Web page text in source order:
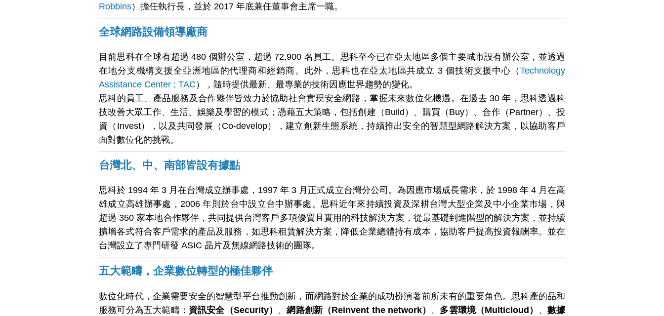
Robbins）擔任執行長，並於 2017 年底兼任董事會主席一職。
全球網路設備領導廠商
目前思科在全球有超過 480 個辦公室，超過 72,900 名員工。思科至今已在亞太地區多個主要城市設有辦公室，並透過
在地分支機構支援全亞洲地區的代理商和經銷商。此外，思科也在亞太地區共成立 3 個技術支援中心（ Technology
Assistance Center ; TAC ），隨時提供最新、最專業的技術因應世界趨勢的變化。
思科的員工、產品服務及合作夥伴皆致力於協助社會實現安全網路，掌握未來數位化機遇。在過去 30 年，思科透過科
技改善大眾工作、生活、娛樂及學習的模式；憑藉五大策略，包括創建（Build）、購買（Buy）、合作（Partner）、投
資（Invest），以及共同發展（Co-develop），建立創新生態系統，持續推出安全的智慧型網路解決方案，以協助客戶
面對數位化的挑戰。
台灣北、中、南部皆設有據點
思科於 1994 年 3 月在台灣成立辦事處，1997 年 3 月正式成立台灣分公司。為因應市場成長需求，於 1998 年 4 月在高
雄成立高雄辦事處，2006 年則於台中設立台中辦事處。思科近年來持續投資及深耕台灣大型企業及中小企業市場，與
超過 350 家本地合作夥伴，共同提供台灣客戶多項優質且實用的科技解決方案，從最基礎到進階型的解決方案，並持續
擴增各式符合客戶需求的產品及服務，如思科租賃解決方案，降低企業總體持有成本，協助客戶提高投資報酬率。並在
台灣設立了專門研發 ASIC 晶片及無線網路技術的團隊。
五大範疇，企業數位轉型的極佳夥伴
數位化時代，企業需要安全的智慧型平台推動創新，而網路對於企業的成功扮演著前所未有的重要角色。思科產的品和
服務可分為五大範疇： 資訊安全（Security） 、網路創新（Reinvent the network） 、 多雲環境（Multicloud） 、 數據